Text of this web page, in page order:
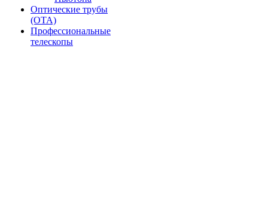
Оптические трубы
(OTA)
Профессиональные
телескопы